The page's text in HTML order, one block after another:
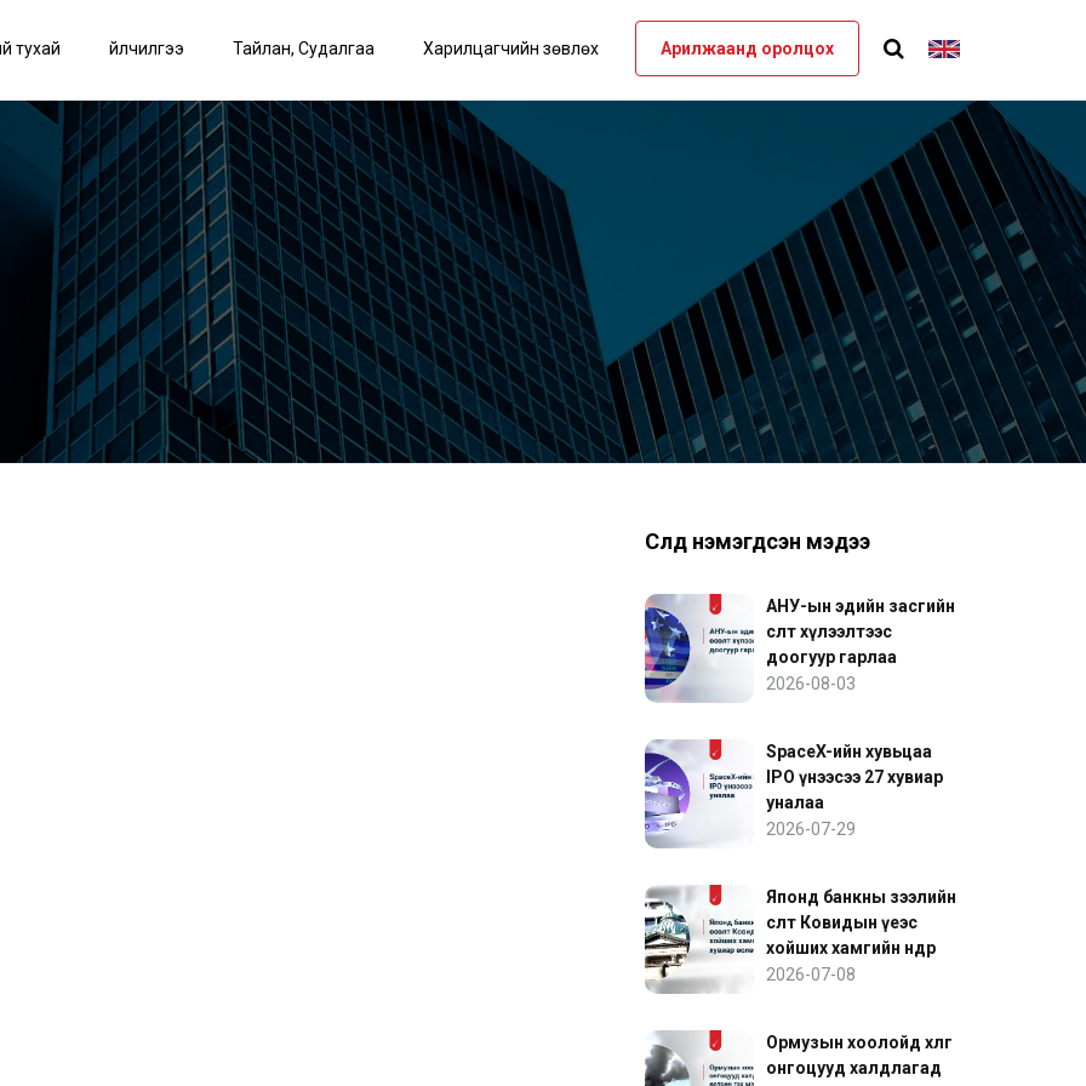
тухай Үйлчилгээ Тайлан, Судалгаа Харилцагчийн зөвлөх Арилжаанд оролцох
Сүүлд нэмэгдсэн мэдээ
АНУ-ын эдийн засгийн
өсөлт хүлээлтээс
доогуур гарлаа
2026-08-03
SpaceX-ийн хувьцаа
IPO үнээсээ 27 хувиар
уналаа
2026-07-29
Японд банкны зээлийн
өсөлт Ковидын үеэс
хойших хамгийн өндөр
хувиар өслөө
2026-07-08
Ормузын хоолойд хөлөг
онгоцууд халдлагад